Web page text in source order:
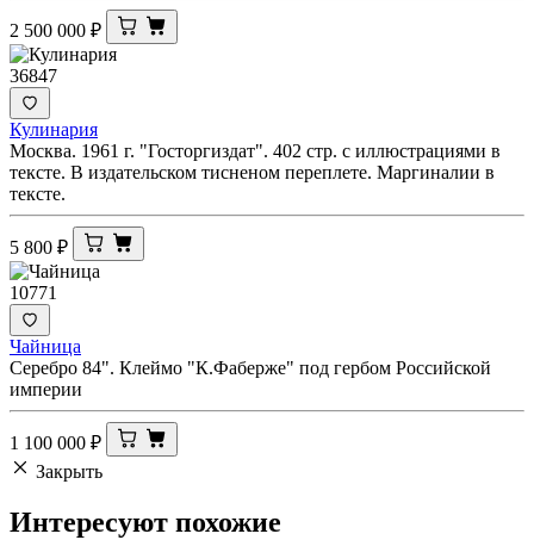
2 500 000 ₽
36847
Кулинария
Москва. 1961 г. "Госторгиздат". 402 стр. с иллюстрациями в
тексте. В издательском тисненом переплете. Маргиналии в
тексте.
5 800 ₽
10771
Чайница
Серебро 84". Клеймо "К.Фаберже" под гербом Российской
империи
1 100 000 ₽
Закрыть
Интересуют похожие